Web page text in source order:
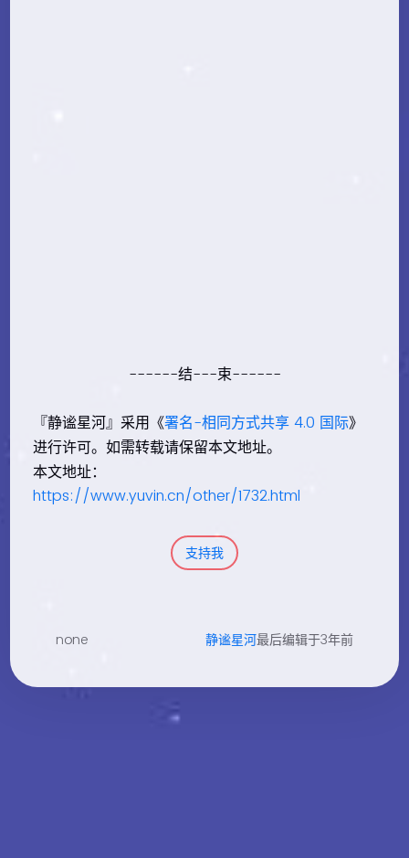
------结---束------
『静谧星河』采用《署名-相同方式共享 4.0 国际》
进行许可。如需转载请保留本文地址。
本文地址：
https://www.yuvin.cn/other/1732.html
支持我
none 静谧星河最后编辑于3年前